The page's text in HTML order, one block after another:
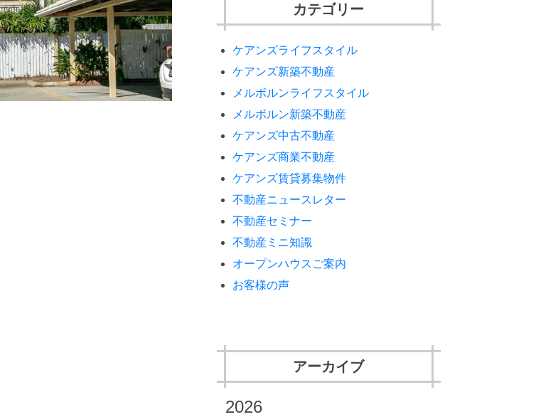
カテゴリー
ケアンズライフスタイル
ケアンズ新築不動産
メルボルンライフスタイル
メルボルン新築不動産
ケアンズ中古不動産
ケアンズ商業不動産
ケアンズ賃貸募集物件
不動産ニュースレター
不動産セミナー
不動産ミニ知識
オープンハウスご案内
お客様の声
アーカイブ
2026